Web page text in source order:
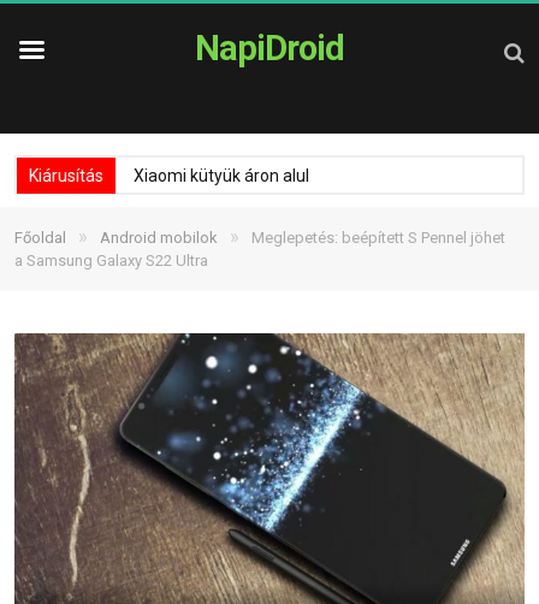
NapiDroid
Kiárusítás Xiaomi kütyük áron alul
Főoldal » Android mobilok »
Meglepetés: beépített S Pennel jöhet
a Samsung Galaxy S22 Ultra